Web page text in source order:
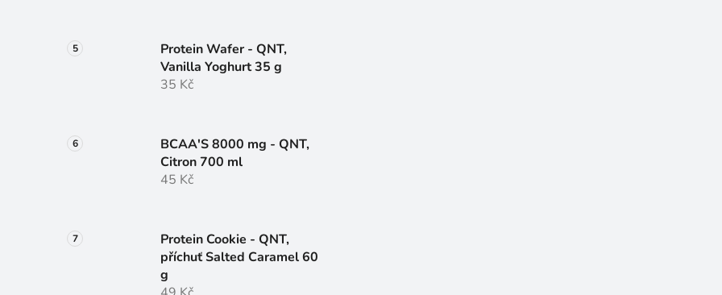
Protein Wafer - QNT,
Vanilla Yoghurt 35 g
35 Kč
BCAA'S 8000 mg - QNT,
Citron 700 ml
45 Kč
Protein Cookie - QNT,
příchuť Salted Caramel 60
g